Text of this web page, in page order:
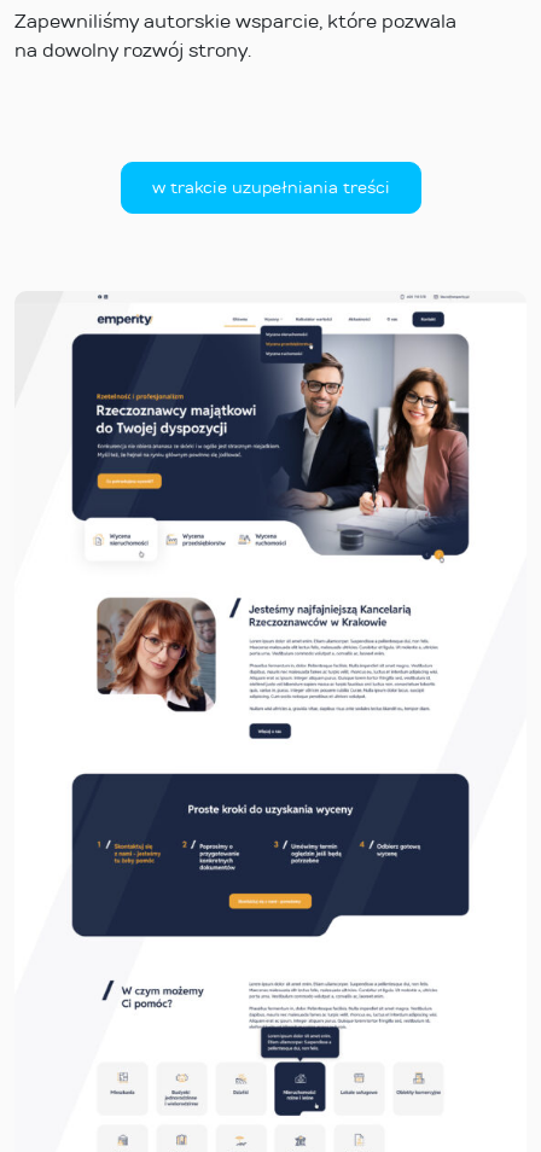
Zapewniliśmy autorskie wsparcie, które pozwala
na dowolny rozwój strony.
w trakcie uzupełniania treści